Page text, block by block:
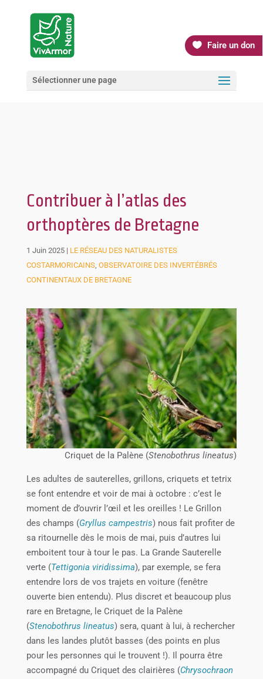
Faire un don
Sélectionner une page
Contribuer à l’atlas des
orthoptères de Bretagne
1 Juin 2025| LE RÉSEAU DES NATURALISTES
COSTARMORICAINS, OBSERVATOIRE DES INVERTÉBRÉS
CONTINENTAUX DE BRETAGNE
Criquet de la Palène (Stenobothrus lineatus)
Les adultes de sauterelles, grillons, criquets et tetrix
se font entendre et voir de mai à octobre : c’est le
moment de d’ouvrir l’œil et les oreilles ! Le Grillon
des champs (Gryllus campestris) nous fait profiter de
sa ritournelle dès le mois de mai, puis d’autres lui
emboitent tour à tour le pas. La Grande Sauterelle
verte (Tettigonia viridissima), par exemple, se fera
entendre lors de vos trajets en voiture (fenêtre
ouverte bien entendu). Plus discret et beaucoup plus
rare en Bretagne, le Criquet de la Palène
(Stenobothrus lineatus) sera, quant à lui, à rechercher
dans les landes plutôt basses (des points en plus
pour les personnes qui le trouvent !). Il pourra être
accompagné du Criquet des clairières (Chrysochraon